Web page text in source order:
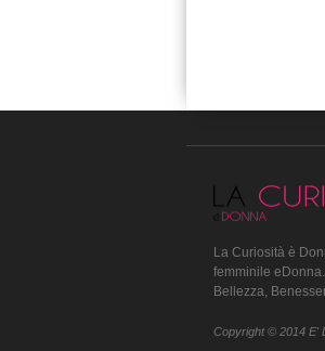
La Curiosità è
femminile
Bellezza,
Copyright © 2014 E'